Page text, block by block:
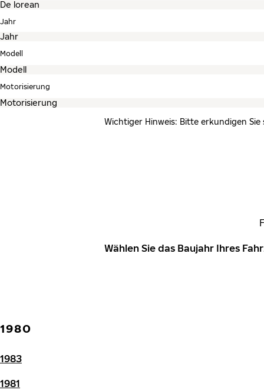
Jahr
Modell
Motorisierung
Wichtiger Hinweis: Bitte erkundigen
Wählen Sie das Baujahr Ihres
1980
1983
1981